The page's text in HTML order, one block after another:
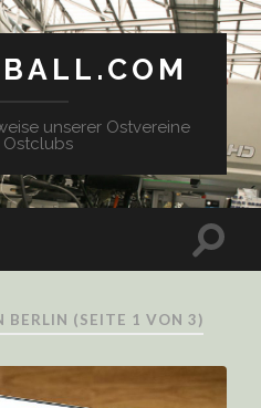
unserer Ostvereine
BERLIN (SEITE 1 VON 3)